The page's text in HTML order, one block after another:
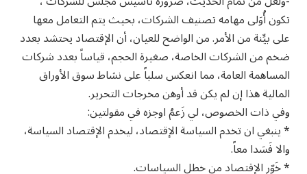
تكون أُوَلى مهامه تصنيف الشركات، بحيث يتم التعامل معها
على بيِّنة من الأمر. من الواضح للعيان، أن الإقتصاد يحتشد بعدد
ضخم من الشركات الخاصة، صغيرة الحجم، قياساً بعدد شركات
المساهمة العامة، مما انعكس سلباً على نشاط سوق الأوراق
المالية هذا إن لم يكن قد أوهن مخرجات التحرير.
وفي ذات الخصوص، لي زَعمُ اوجزه في مقولتين:
* ينبغي ان تخدم السياسة الإقتصاد، ليخدم الإقتصاد السياسة،
والا فَسَدا معاً.
* خَوّر الإقتصاد من خطل السياسات.